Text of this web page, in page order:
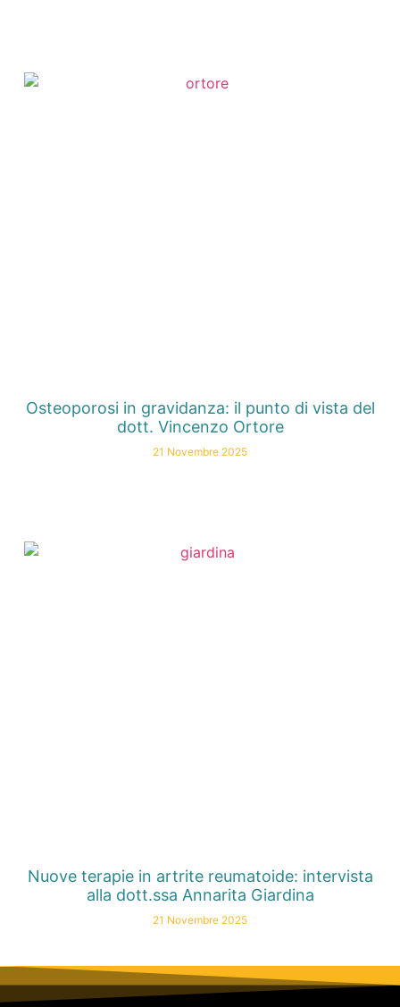
Osteoporosi in gravidanza: il punto di vista del
dott. Vincenzo Ortore
21 Novembre 2025
Nuove terapie in artrite reumatoide: intervista
alla dott.ssa Annarita Giardina
21 Novembre 2025